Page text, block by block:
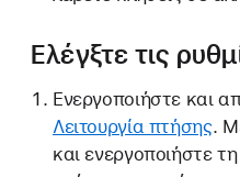
Ελέγξτε τις
Ενεργοποιήστε και
Λειτουργία πτήσης.
και ενεργοποιήστε